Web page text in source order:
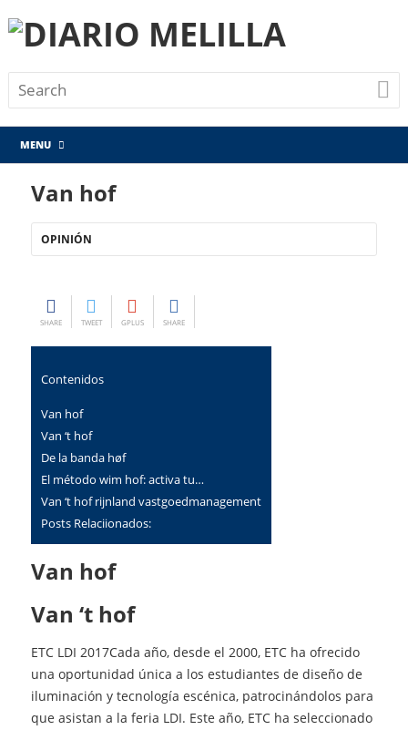
MENU
Van hof
OPINIÓN
SHARE TWEET GPLUS SHARE
Contenidos
Van hof
van ‘t hof
de la banda høf
el método wim hof: activa tu…
van ‘t hof rijnland vastgoedmanagement
Posts Relaciionados:
Van hof
van ‘t hof
ETC LDI 2017Cada año, desde el 2000, ETC ha ofrecido
una oportunidad única a los estudiantes de diseño de
iluminación y tecnología escénica, patrocinándolos para
que asistan a la feria LDI. Este año, ETC ha seleccionado